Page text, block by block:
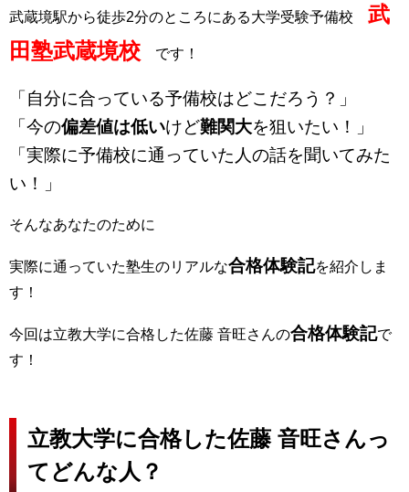
武蔵境駅から徒歩2分のところにある大学受験予備校 武
田塾武蔵境校 です！
「自分に合っている予備校はどこだろう？」
「今の偏差値は低いけど難関大を狙いたい！」
「実際に予備校に通っていた人の話を聞いてみた
い！」
そんなあなたのために
実際に通っていた塾生のリアルな合格体験記を紹介しま
す！
今回は立教大学に合格した佐藤 音旺さんの合格体験記で
す！
立教大学に合格した佐藤 音旺さんっ
てどんな人？